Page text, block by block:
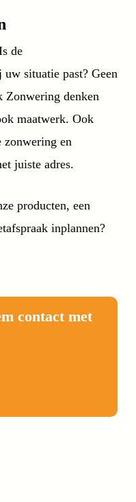
de
situatie past? Geen
denken
maatwerk. Ook
en
juiste adres.
producten, een
inplannen?
contact met